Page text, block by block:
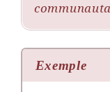
Exemple